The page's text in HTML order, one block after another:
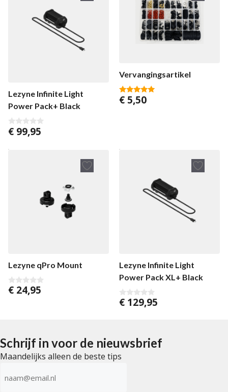
Lezyne Infinite Light
Power Pack+ Black
0
v
n
€ 99,95
Vervangingsartikel
4.88
van 5
€ 5,50
Lezyne qPro Mount
0
€ 24,95
Lezyne Infinite Light
Power Pack XL+ Black
0
€ 129,95
Schrijf in voor de nieuwsbrief
Maandelijks alleen de beste tips
mailadres